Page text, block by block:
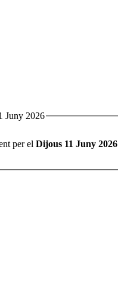
Juny 2026
per el Dijous 11 Juny 2026